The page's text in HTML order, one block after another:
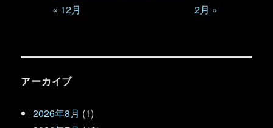
« 12月
2月 »
アーカイブ
2026年8月 (1)